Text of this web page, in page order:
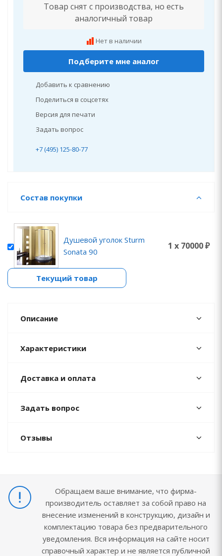
Товар снят с производства, но есть
аналогичный товар
Нет в наличии
Подберите мне аналог
Добавить к сравнению
Поделиться в соцсетях
Версия для печати
Задать вопрос
+7 (495) 125-80-77
Состав покупки
Душевой уголок Sturm
Sonata 90
1 x 70000 ₽
Текущий товар
Описание
Характеристики
Доставка и оплата
Задать вопрос
Отзывы
Обращаем ваше внимание, что фирма-
производитель оставляет за собой право на
внесение изменений в конструкцию, дизайн и
комплектацию товара без предварительного
уведомления. Вся информация на сайте носит
справочный характер и не является публичной